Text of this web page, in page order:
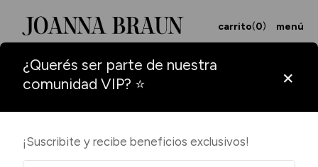
menú
carrito(0)
¿Querés ser parte de nuestra
comunidad VIP? ⭐
×
¡Suscribite y recibe beneficios exclusivos!